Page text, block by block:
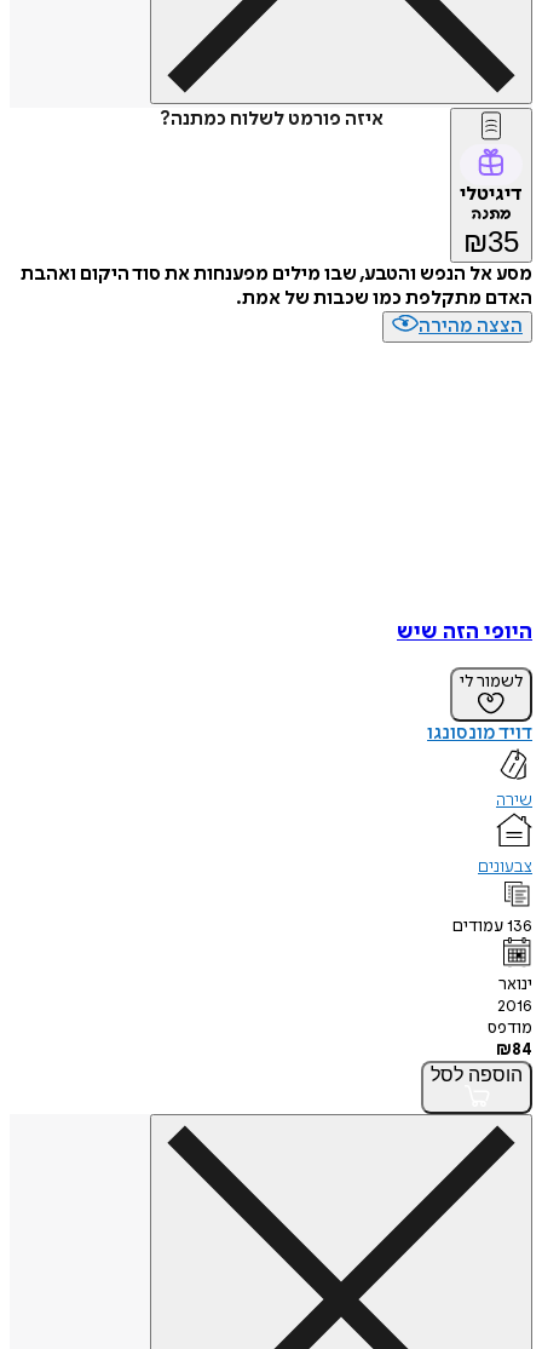
איזה פורמט לשלוח כמתנה?
דיגיטלי
מתנה
₪35
מסע אל הנפש והטבע, שבו מילים מפענחות את סוד היקום ואהבת
האדם מתקלפת כמו שכבות של אמת.
הצצה מהירה
היופי הזה שיש
לשמור לי
דויד מונסונגו
שירה
צבעונים
136עמודים
ינואר
2016
מודפס
₪84
הוספה לסל